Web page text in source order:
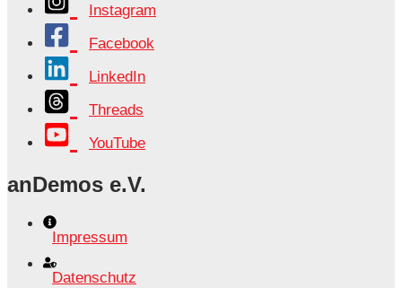
Instagram
Facebook
LinkedIn
Threads
YouTube
anDemos e.V.
Impressum
Datenschutz